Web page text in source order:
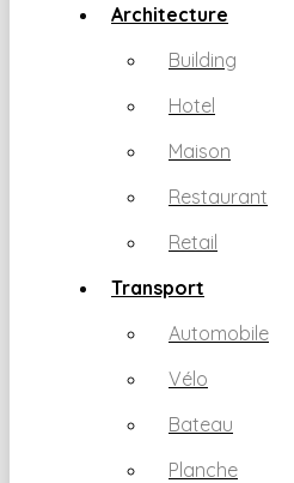
Architecture
Building
Hotel
Maison
Restaurant
Retail
Transport
Automobile
Vélo
Bateau
Planche